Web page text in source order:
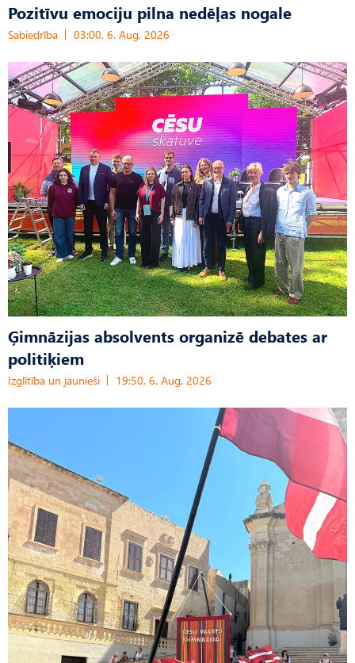
Pozitīvu emociju pilna nedēļas nogale
Sabiedrība 03:00, 6. Aug, 2026
Ģimnāzijas absolvents organizē debates ar
politiķiem
Izglītība un jaunieši 19:50, 6. Aug, 2026